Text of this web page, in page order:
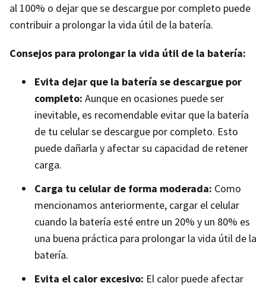
al 100% o dejar que se descargue por completo puede
contribuir a prolongar la vida útil de la batería.
Consejos para prolongar la vida útil de la batería:
Evita dejar que la batería se descargue por
completo: Aunque en ocasiones puede ser
inevitable, es recomendable evitar que la batería
de tu celular se descargue por completo. Esto
puede dañarla y afectar su capacidad de retener
carga.
Carga tu celular de forma moderada: Como
mencionamos anteriormente, cargar el celular
cuando la batería esté entre un 20% y un 80% es
una buena práctica para prolongar la vida útil de la
batería.
Evita el calor excesivo: El calor puede afectar